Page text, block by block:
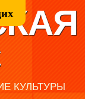
КУЛЬТУРЫ